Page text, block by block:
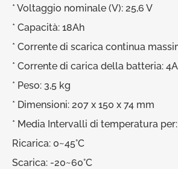
* Voltaggio nominale (V): 25,6 V
* Capacità: 18Ah
* Corrente di scarica continua
* Corrente di carica della batteria: 4A
* Peso: 3,5 kg
* Dimensioni: 207 x 150 x 74 mm
* Media Intervalli di temperatura per:
Ricarica: 0~45°C
Scarica: -20~60°C